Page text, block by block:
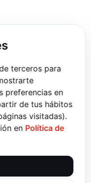
terceros para
preferencias en
de tus hábitos
visitadas).
en Política de